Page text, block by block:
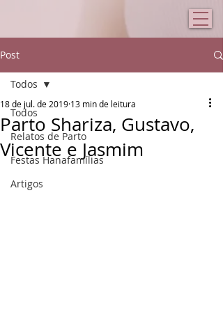
Post
Todos
Relatos de Parto
Festas Hanafamílias
Artigos
Todos
Parto Shariza, Gustavo,
Vicente e Jasmim
18 de jul. de 2019 13 min de leitura